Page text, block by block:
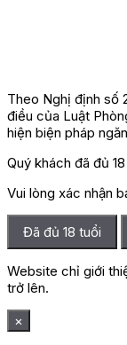
Theo Nghị định số
điều của Luật
hiện biện pháp
Quý khách đã đủ
Vui lòng xác nhận
Đã đủ 18 tuổi
Website chỉ giới
trở lên.
×